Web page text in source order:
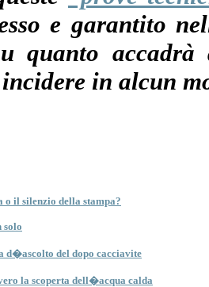
e garantito
quanto
in alcun
o il silenzio della stampa?
solo
d�ascolto del dopo cacciavite
la scoperta dell�acqua calda